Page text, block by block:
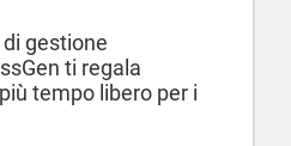
gestione
ti regala
tempo libero per i